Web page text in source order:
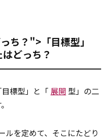
ち？">「目標型」
どっち？
標型」と「 展開 型」の二
ルを定めて、そこにたどり